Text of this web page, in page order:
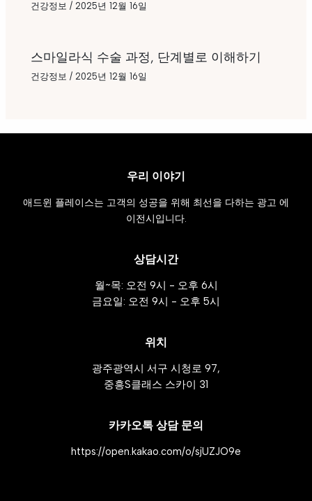
건강정보 / 2025년 12월 16일
스마일라식 수술 과정, 단계별로 이해하기
건강정보 / 2025년 12월 16일
우리 이야기
애드윈 플레이스는 고객의 성공을 위해 최선을 다하는 광고 에
이전시입니다.
상담시간
월~목: 오전 9시 - 오후 6시
금요일: 오전 9시 - 오후 5시
위치
광주광역시 서구 시청로 97,
중흥S클래스 스카이 31
카카오톡 상담 문의
https://open.kakao.com/o/sjUZJO9e